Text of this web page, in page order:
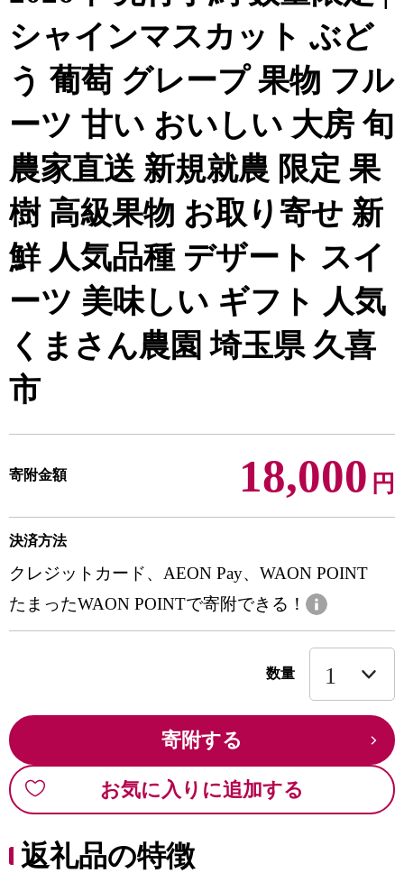
シャインマスカット ぶど
う 葡萄 グレープ 果物 フル
ーツ 甘い おいしい 大房 旬
農家直送 新規就農 限定 果
樹 高級果物 お取り寄せ 新
鮮 人気品種 デザート スイ
ーツ 美味しい ギフト 人気
くまさん農園 埼玉県 久喜
市
寄附金額 18,000 円
決済方法
クレジットカード、AEON Pay、WAON POINT
たまったWAON POINTで寄附できる！
数量
寄附する
お気に入りに追加する
返礼品の特徴